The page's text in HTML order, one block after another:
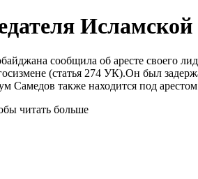
сообщила об аресте своего
(статья 274 УК).Он был
также находится под
читать больше